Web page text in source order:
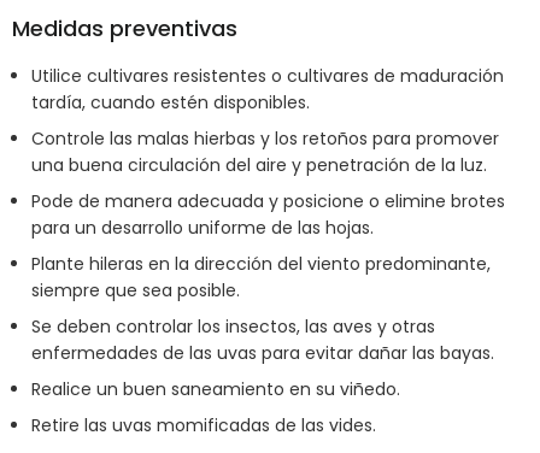
Medidas preventivas
Utilice cultivares resistentes o cultivares de maduración
tardía, cuando estén disponibles.
Controle las malas hierbas y los retoños para promover
una buena circulación del aire y penetración de la luz.
Pode de manera adecuada y posicione o elimine brotes
para un desarrollo uniforme de las hojas.
Plante hileras en la dirección del viento predominante,
siempre que sea posible.
Se deben controlar los insectos, las aves y otras
enfermedades de las uvas para evitar dañar las bayas.
Realice un buen saneamiento en su viñedo.
Retire las uvas momificadas de las vides.